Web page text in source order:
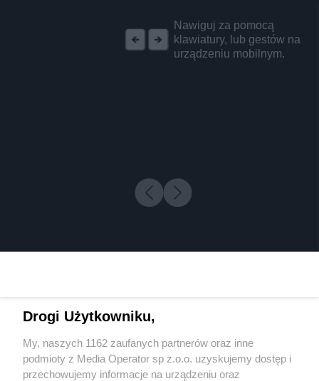
Nawiguj za pomocą
klawiatury, lub gestów na
urządzeniu mobilnym.
Wydawca mediów lokalnych
Drogi Użytkowniku,
My, naszych 1162 zaufanych partnerów oraz inne
podmioty z Media Operator sp z.o.o. uzyskujemy dostęp i
przechowujemy informacje na urządzeniu oraz